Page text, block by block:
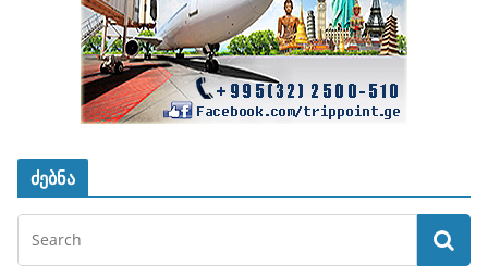
ძებნა